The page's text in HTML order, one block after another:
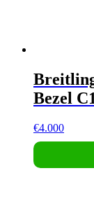
Bezel
€4.000